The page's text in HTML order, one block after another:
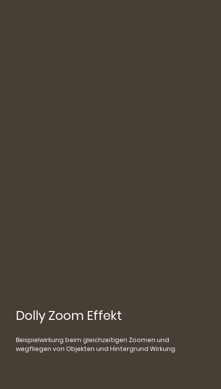
Dolly Zoom Effekt
Beispielwirkung beim gleichzeitigen Zoomen und
wegfliegen von Objekten und Hintergrund Wirkung.